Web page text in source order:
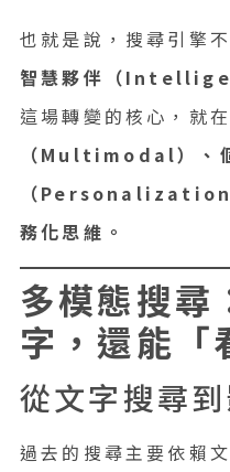
也就是說，搜尋引擎
智慧夥伴（
這場轉變的核心，就
（Multimodal）、
（Personalization
務化思維。
多模態搜尋
字，還能「
從文字搜尋
過去的搜尋主要依賴